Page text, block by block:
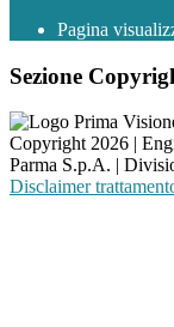
Pagina
Sezione
Copyright 2026 |
Parma S.p.A. |
Disclaimer